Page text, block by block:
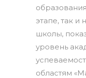
этапе, так и
школы,
уровень
областям